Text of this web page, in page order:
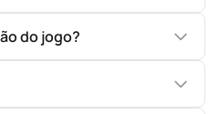
do jogo?